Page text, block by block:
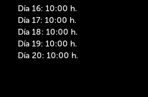
Día 16: 10:00 h.
Día 17: 10:00 h.
Día 18: 10:00 h.
Día 19: 10:00 h.
Día 20: 10:00 h.